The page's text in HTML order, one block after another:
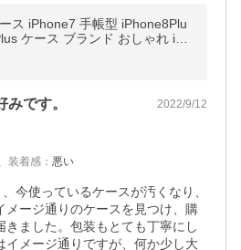
ス iPhone7 手帳型 iPhone8Plu
ケース ブランド おしゃれ iph
イフォン8 プラス スマホケース
ド ベルトなし
です。 2022/9/12
装着感 ： 悪い
今使っているケースが汚くなり、
メージ通りのケースを見つけ、購
きました。包装もとても丁寧にし
イメージ通りですが、何か少し大